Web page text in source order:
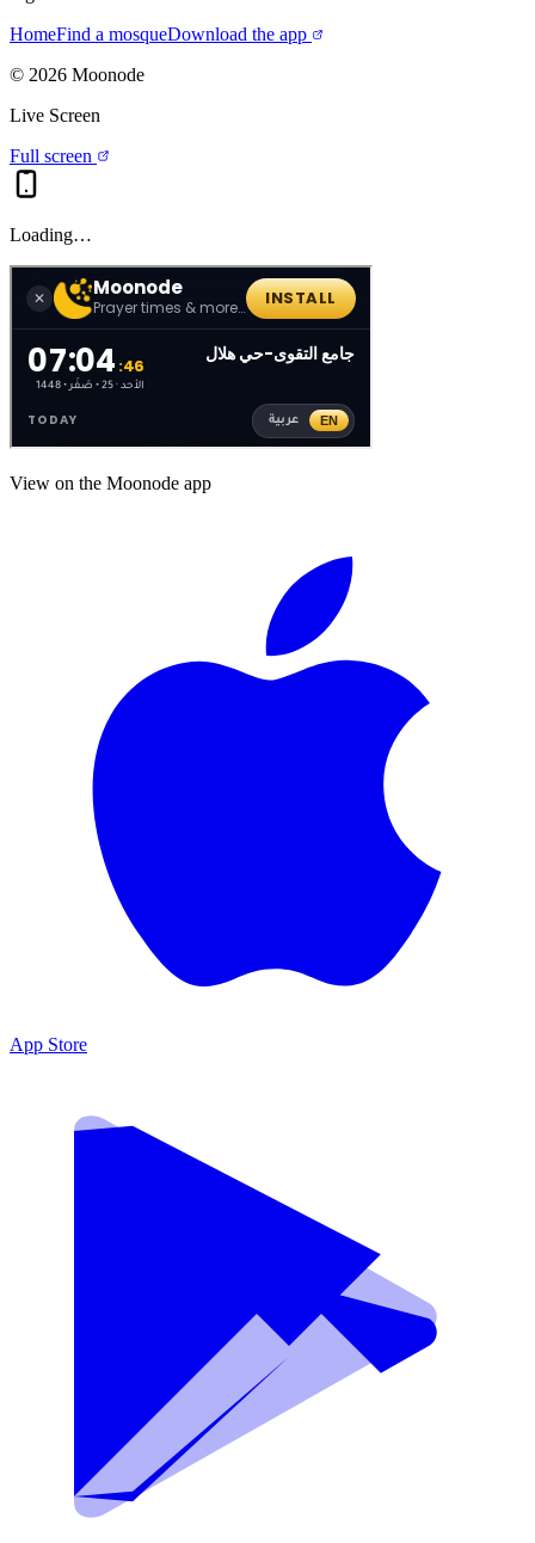
HomeFind a mosqueDownload the app
© 2026 Moonode
Live Screen
Full screen
Loading…
View on the Moonode app
App Store